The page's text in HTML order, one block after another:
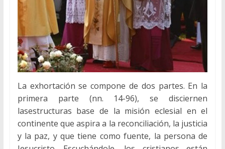
La exhortación se compone de dos partes. En la
primera parte (nn. 14-96), se disciernen
lasestructuras base de la misión eclesial en el
continente que aspira a la reconciliación, la justicia
y la paz, y que tiene como fuente, la persona de